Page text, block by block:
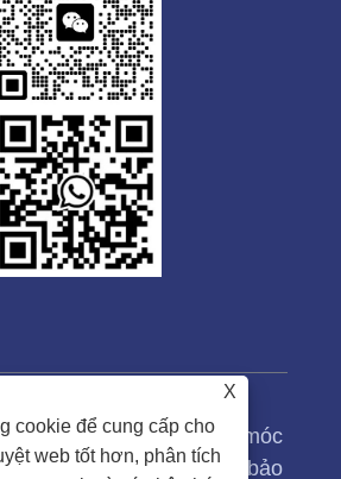
Công ty TNHH Máy móc
Đông. Mọi quyền được bảo
X
cookie để cung cấp cho
web tốt hơn, phân tích